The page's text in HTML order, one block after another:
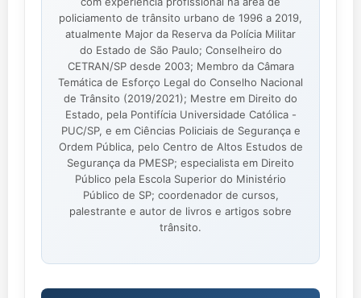
policiamento de trânsito urbano de 1996 a 2019,
atualmente Major da Reserva da Polícia Militar
do Estado de São Paulo; Conselheiro do
CETRAN/SP desde 2003; Membro da Câmara
Temática de Esforço Legal do Conselho Nacional
de Trânsito (2019/2021); Mestre em Direito do
Estado, pela Pontifícia Universidade Católica -
PUC/SP, e em Ciências Policiais de Segurança e
Ordem Pública, pelo Centro de Altos Estudos de
Segurança da PMESP; especialista em Direito
Público pela Escola Superior do Ministério
Público de SP; coordenador de cursos,
palestrante e autor de livros e artigos sobre
trânsito.